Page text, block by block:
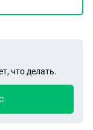
что делать.